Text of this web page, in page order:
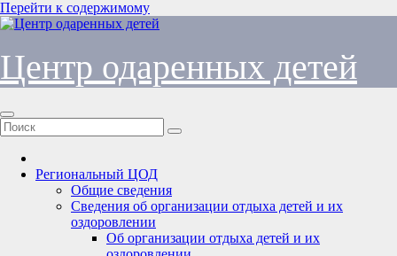
Перейти к содержимому
Центр одаренных детей
Региональный ЦОД
Общие сведения
Сведения об организации отдыха детей и их
оздоровлении
Об организации отдыха детей и их